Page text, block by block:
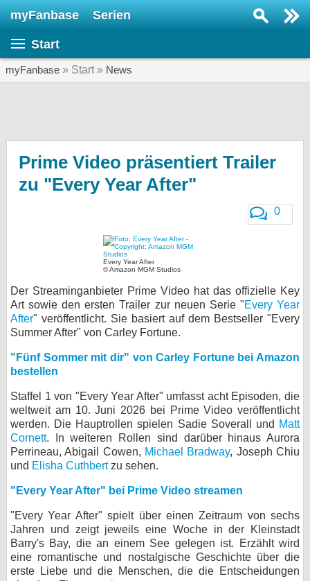
myFanbase Serien
Start
myFanbase » Start » News
Prime Video präsentiert Trailer
zu "Every Year After"
0
Every Year After
© Amazon MGM Studios
Der Streaminganbieter Prime Video hat das offizielle Key
Art sowie den ersten Trailer zur neuen Serie "Every Year
After" veröffentlicht. Sie basiert auf dem Bestseller "Every
Summer After" von Carley Fortune.
"Fünf Sommer mit dir" von Carley Fortune bei Amazon
bestellen
Staffel 1 von "Every Year After" umfasst acht Episoden, die
weltweit am 10. Juni 2026 bei Prime Video veröffentlicht
werden. Die Hauptrollen spielen Sadie Soverall und Matt
Cornett. In weiteren Rollen sind darüber hinaus Aurora
Perrineau, Abigail Cowen, Michael Bradway, Joseph Chiu
und Elisha Cuthbertzu sehen.
"Every Year After" bei Prime Video streamen
"Every Year After" spielt über einen Zeitraum von sechs
Jahren und zeigt jeweils eine Woche in der Kleinstadt
Barry's Bay, die an einem See gelegen ist. Erzählt wird
eine romantische und nostalgische Geschichte über die
erste Liebe und die Menschen, die die Entscheidungen
Veranstaltungen
SERVICE
Gewinnspiele
Forum
bei X
bei Facebook
Kontakt
Nutzungsbedingungen
Datenschutz
Cookie-Einstellungen
Impressum
Desktop-Ansicht
myFanbase